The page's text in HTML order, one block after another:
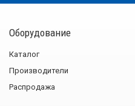
Оборудование
Каталог
Производители
Распродажа